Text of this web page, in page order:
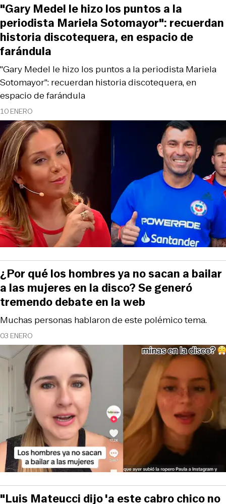
10 ENERO
"Gary Medel le hizo los puntos a la periodista Mariela
Sotomayor": recuerdan historia discotequera, en
espacio de farándula
"Gary Medel le hizo los puntos a la
periodista Mariela Sotomayor": recuerdan
historia discotequera, en espacio de
farándula
03 ENERO
Muchas personas hablaron de este polémico tema.
¿Por qué los hombres ya no sacan a bailar
a las mujeres en la disco? Se generó
tremendo debate en la web
"Luis Mateucci dijo 'a este cabro chico no